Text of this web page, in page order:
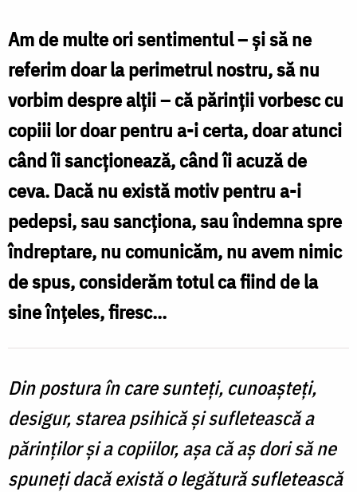
comunicare
autentică
între
părinți
și
/
Foto:
Oana
Nechifor
Am de multe ori sentimentul – și să ne
referim doar la perimetrul nostru, să nu
vorbim despre alţii – că părinţii vorbesc cu
copiii lor doar pentru a-i certa, doar atunci
când îi sancţionează, când îi acuză de
ceva. Dacă nu există motiv pentru a-i
pedepsi, sau sancţiona, sau îndemna spre
îndreptare, nu comunicăm, nu avem nimic
de spus, considerăm totul ca fiind de la
sine înţeles, firesc...
Din postura în care sunteţi, cunoaşteţi,
desigur, starea psihică și sufletească a
părinţilor şi a copiilor, aşa că aş dori să ne
spuneţi dacă există o legătură sufletească